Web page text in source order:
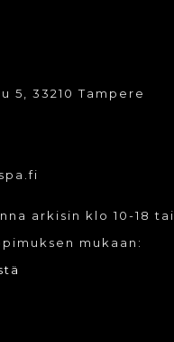
5, 33210 Tampere
arkisin klo 10-18 tai
mukaan: